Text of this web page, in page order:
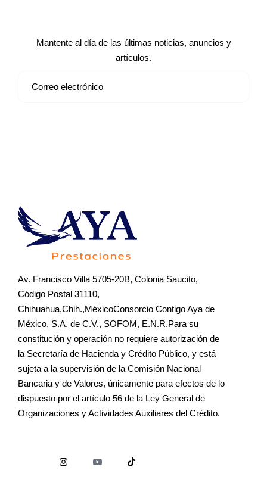
Mantente al día de las últimas noticias, anuncios y
artículos.
Av. Francisco Villa 5705-20B, Colonia Saucito,
Código Postal 31110,
Chihuahua,Chih.,MéxicoConsorcio Contigo Aya de
México, S.A. de C.V., SOFOM, E.N.R.Para su
constitución y operación no requiere autorización de
la Secretaría de Hacienda y Crédito Público, y está
sujeta a la supervisión de la Comisión Nacional
Bancaria y de Valores, únicamente para efectos de lo
dispuesto por el artículo 56 de la Ley General de
Organizaciones y Actividades Auxiliares del Crédito.